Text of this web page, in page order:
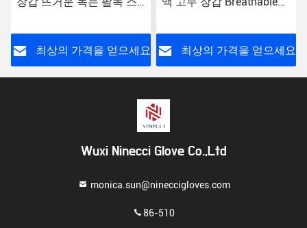
최상의 가격을 얻으세요
습니다
최상의 가격을 얻으세요
Wuxi Ninecci Glove Co.,Ltd
monica.sun@nineccigloves.com
86-510